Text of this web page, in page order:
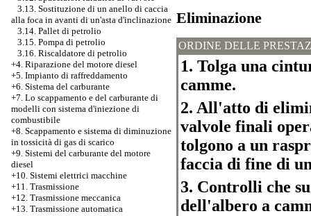
3.13. Sostituzione di un anello di caccia
alla foca in avanti di un'asta d'inclinazione
3.14. Pallet di petrolio
3.15. Pompa di petrolio
3.16. Riscaldatore di petrolio
+4. Riparazione del motore diesel
+5. Impianto di raffreddamento
+6. Sistema del carburante
+7. Lo scappamento e del carburante di
modelli con sistema d'iniezione di
combustibile
+8. Scappamento e sistema di diminuzione
in tossicità di gas di scarico
+9. Sistemi del carburante del motore
diesel
+10. Sistemi elettrici macchine
+11. Trasmissione
+12. Trasmissione meccanica
+13. Trasmissione automatica
Eliminazione
ORDINE DELLE
1. Tolga una
camme.
2. All'atto di
valvole finali
tolgono a un
faccia di fine di
3. Controlli che
dell'albero a